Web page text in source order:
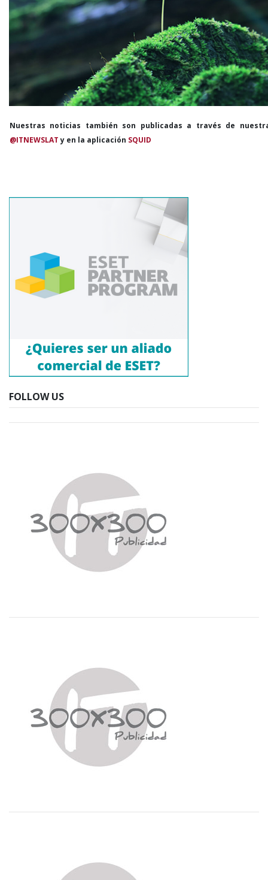
Nuestras noticias también son publicadas a través de
@ITNEWSLATy en la aplicación SQUID
FOLLOW US